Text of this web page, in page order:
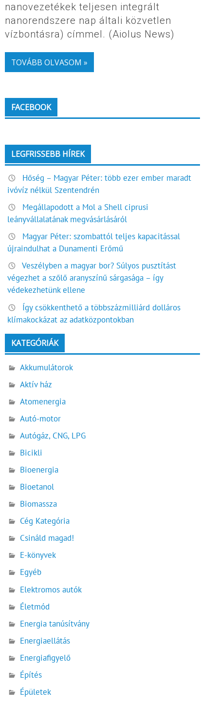
nanovezetékek teljesen integrált
nanorendszere nap általi közvetlen
vízbontásra) címmel. (Aiolus News)
TOVÁBB OLVASOM »
FACEBOOK
LEGFRISSEBB HÍREK
Hőség – Magyar Péter: több ezer ember maradt
ivóvíz nélkül Szentendrén
Megállapodott a Mol a Shell ciprusi
leányvállalatának megvásárlásáról
Magyar Péter: szombattól teljes kapacitással
újraindulhat a Dunamenti Erőmű
Veszélyben a magyar bor? Súlyos pusztítást
végezhet a szőlő aranyszínű sárgasága – így
védekezhetünk ellene
Így csökkenthető a többszázmilliárd dolláros
klímakockázat az adatközpontokban
KATEGÓRIÁK
Akkumulátorok
Aktív ház
Atomenergia
Autó-motor
Autógáz, CNG, LPG
Bicikli
Bioenergia
Bioetanol
Biomassza
Cég Kategória
Csináld magad!
E-könyvek
Egyéb
Elektromos autók
Életmód
Energia tanúsítvány
Energiaellátás
Energiafigyelő
Építés
Épületek